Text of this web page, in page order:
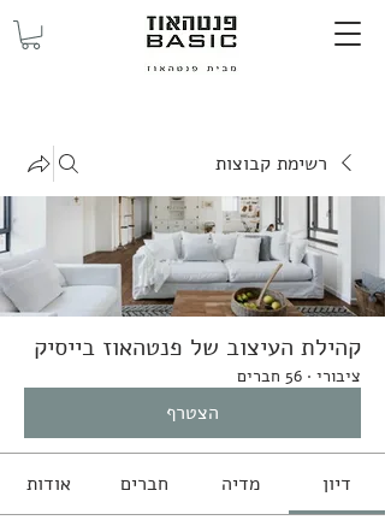
רשימת קבוצות
קהילת העיצוב של פנטהאוז בייסיק
ציבורי · 56 חברים
הצטרף
דיון מדיה חברים אודות